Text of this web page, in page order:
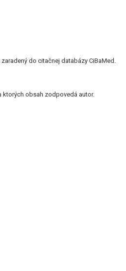
do citačnej databázy CiBaMed.
ktorých obsah zodpovedá autor.